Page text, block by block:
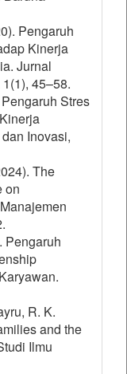
Pengaruh
Kinerja
Jurnal
45–58.
Stres
Inovasi,
The
on
Pengaruh
R. K.
and the
Ilmu